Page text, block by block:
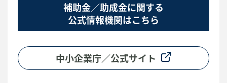
補助金／助成金に関する
公式情報機関はこちら
中小企業庁／公式サイト